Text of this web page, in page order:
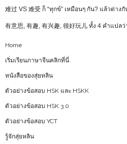
难过 VS 难受 ก็ “ทุกข์” เหมือนๆ กัน? แล้วต่าง
有意思, 有趣, 有兴趣, 很好玩儿 ทั้ง 4 คำแปล
Home
เริ่มเรียนภาษาจีนคลิกที่นี่
หนังสือของสุ่ยหลิน
ตัวอย่างข้อสอบ HSK และ HSKK
ตัวอย่างข้อสอบ HSK 3.0
ตัวอย่างข้อสอบ YCT
รู้จักสุ่ยหลิน